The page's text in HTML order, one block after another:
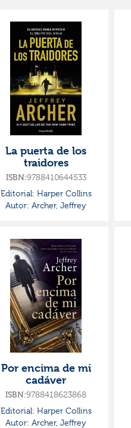
La puerta de los
traidores
ISBN:9788410644533
Editorial: Harper Collins
Autor: Archer, Jeffrey
Por encima de mi
cadáver
ISBN:9788418623868
Editorial: Harper Collins
Autor: Archer, Jeffrey